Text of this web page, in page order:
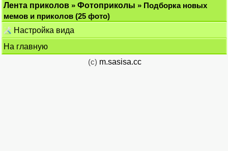
Лента приколов » Фотоприколы » Подборка новых
мемов и приколов (25 фото)
Настройка вида
На главную
(c) m.sasisa.cc